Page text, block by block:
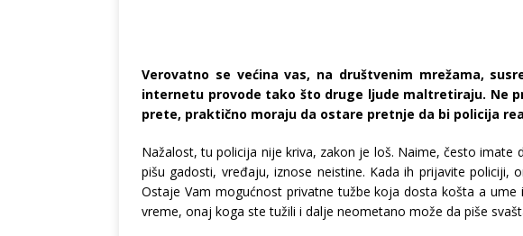
Verovatno se većina vas, na društvenim mrežama,
internetu provode tako što druge ljude maltretiraju. Ne
prete, praktično moraju da ostare pretnje da bi policija
Nažalost, tu policija nije kriva, zakon je loš. Naime, često imate
pišu gadosti, vređaju, iznose neistine. Kada ih prijavite policiji,
Ostaje Vam mogućnost privatne tužbe koja dosta košta a
vreme, onaj koga ste tužili i dalje neometano može da piše